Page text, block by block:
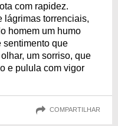
com rapidez.
lágrimas torrenciais,
homem um humo
sentimento que
um sorriso, que
e pulula com vigor
COMPARTILHAR